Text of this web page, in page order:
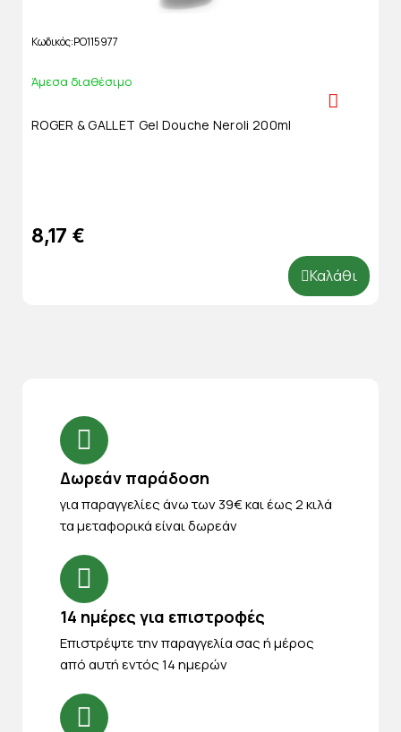
Κωδικός PO115977
Άμεσα διαθέσιμο
ROGER & GALLET Gel Douche Neroli 200ml
8,17 €
Καλάθι
Δωρεάν παράδοση
για παραγγελίες άνω των 39€ και έως 2 κιλά
τα μεταφορικά είναι δωρεάν
14 ημέρες για επιστροφές
Eπιστρέψτε την παραγγελία σας ή μέρος
από αυτή εντός 14 ημερών